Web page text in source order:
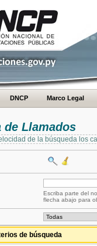
DNCP Marco Legal
de Llamados
de la búsqueda los
Escriba parte del
flecha abajo para
de búsqueda